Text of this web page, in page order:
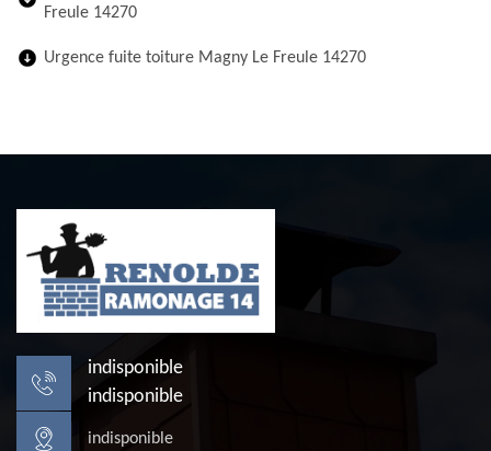
Freule 14270
Urgence fuite toiture Magny Le Freule 14270
indisponible
indisponible
indisponible